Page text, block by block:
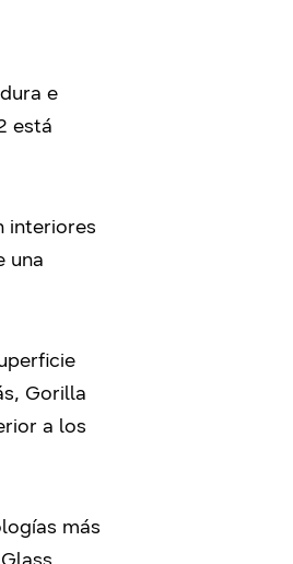
e
está
interiores
una
Gorilla
a los
más